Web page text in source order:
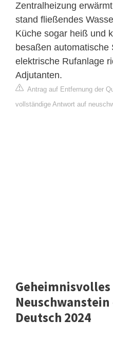
Zentralheizung
stand fließendes
Küche sogar heiß und
besaßen automatische
elektrische Rufanlage
Adjutanten.
Antrag auf Entfernung der
vollständige Antwort auf
Geheimnisvolles
Deutsch 2024